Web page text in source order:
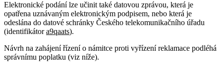
Elektronické podání lze učinit také datovou zprávou, která je
opatřena uznávaným elektronickým podpisem, nebo která je
odeslána do datové schránky Českého telekomunikačního úřadu
(identifikátora9qaats).
Návrh na zahájení řízení o námitce proti vyřízení reklamace podléhá
správnímu poplatku (viz níže).